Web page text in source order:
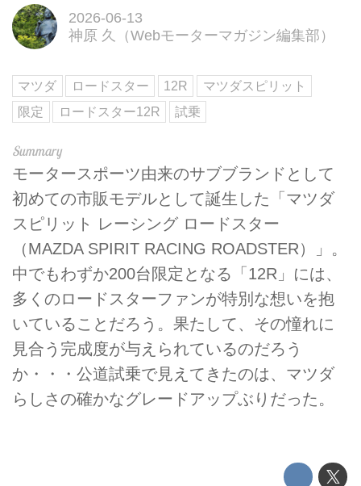
2026-06-13
神原 久（Webモーターマガジン編集部）
マツダ ロードスター 12R
マツダスピリット
限定
ロードスター12R 試乗
モータースポーツ由来のサブブランドとして
初めての市販モデルとして誕生した「マツダ
スピリット レーシング ロードスター
（MAZDA SPIRIT RACING ROADSTER）」。
中でもわずか200台限定となる「12R」には、
多くのロードスターファンが特別な想いを抱
いていることだろう。果たして、その憧れに
見合う完成度が与えられているのだろう
か・・・公道試乗で見えてきたのは、マツダ
らしさの確かなグレードアップぶりだった。